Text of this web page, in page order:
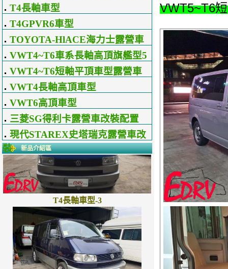
配置
T4長軸車型
T4GPVR6車型
TOYOTA-HlACE海力士露營車
改裝配置
VWT4~T6車系長軸高頂旗艦型5
星級露營車
VWT4~T6短軸平頂車型露營車
配置式樣區
VWT4長軸高頂車型
VWT6高頂車型
三菱SG得利卡露營車改裝配置
現代STAREX史塔瑞克露營車改
裝
新品介紹區
T4長軸車型-3
VWT5~T6